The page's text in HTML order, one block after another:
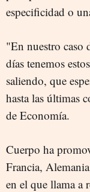
especificidad o
"En nuestro caso
días tenemos
saliendo, que
hasta las últimas
de Economía.
Cuerpo ha
Francia,
en el que llama a